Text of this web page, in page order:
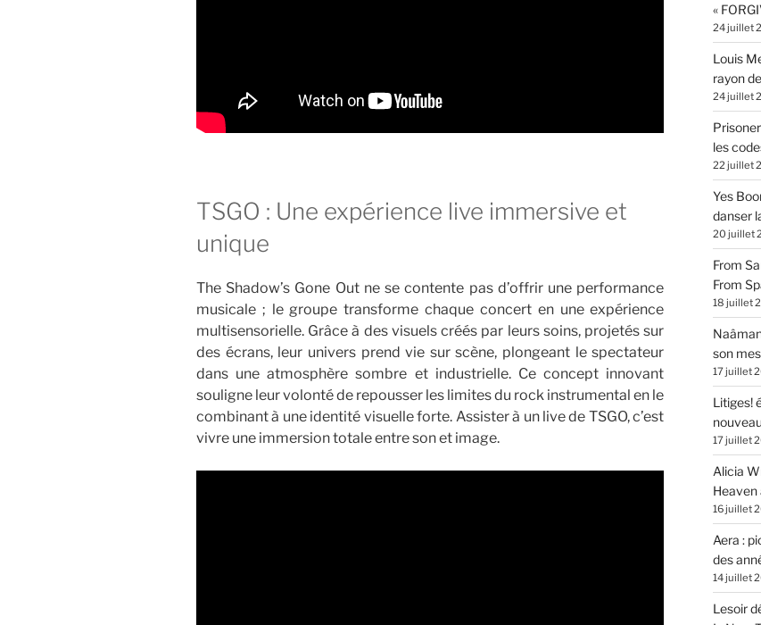
TSGO : Une expérience live immersive et
unique
The Shadow’s Gone Out ne se contente pas d’offrir une performance
musicale ; le groupe transforme chaque concert en une expérience
multisensorielle. Grâce à des visuels créés par leurs soins, projetés sur
des écrans, leur univers prend vie sur scène, plongeant le spectateur
dans une atmosphère sombre et industrielle. Ce concept innovant
souligne leur volonté de repousser les limites du rock instrumental en le
combinant à une identité visuelle forte. Assister à un live de TSGO, c’est
vivre une immersion totale entre son et image.
«
24 juillet
Louis
rayon
24 juillet
les
22 juillet
Yes
danser
20 juillet
From
From
18 juillet
son
17 juillet
Litiges!
17 juillet
Alicia
Heaven
16 juillet
Aera :
des
14 juillet
Lesoir